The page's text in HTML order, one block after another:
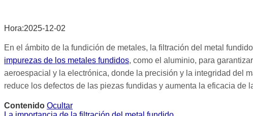
Hora:2025-12-02
En el ámbito de la fundición de metales, la filtración del metal
impurezas de los metales fundidos, como el aluminio, para
aeroespacial y la electrónica, donde la precisión y la integridad del
reduce los defectos de las piezas fundidas y aumenta la eficacia de
Contenido Ocultar